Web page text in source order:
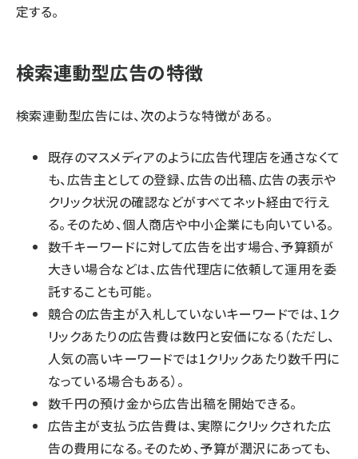
定する。
検索連動型広告の特徴
検索連動型広告には、次のような特徴がある。
既存のマスメディアのように広告代理店を通さなくて
も、広告主としての登録、広告の出稿、広告の表示や
クリック状況の確認などがすべてネット経由で行え
る。そのため、個人商店や中小企業にも向いている。
数千キーワードに対して広告を出す場合、予算額が
大きい場合などは、広告代理店に依頼して運用を委
託することも可能。
競合の広告主が入札していないキーワードでは、1ク
リックあたりの広告費は数円と安価になる（ただし、
人気の高いキーワードでは1クリックあたり数千円に
なっている場合もある）。
数千円の預け金から広告出稿を開始できる。
広告主が支払う広告費は、実際にクリックされた広
告の費用になる。そのため、予算が潤沢にあっても、